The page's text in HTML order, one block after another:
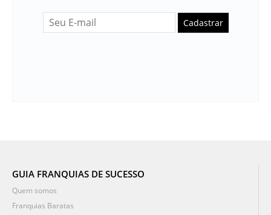
Cadastrar
GUIA FRANQUIAS DE SUCESSO
Quem somos
Franquias Baratas